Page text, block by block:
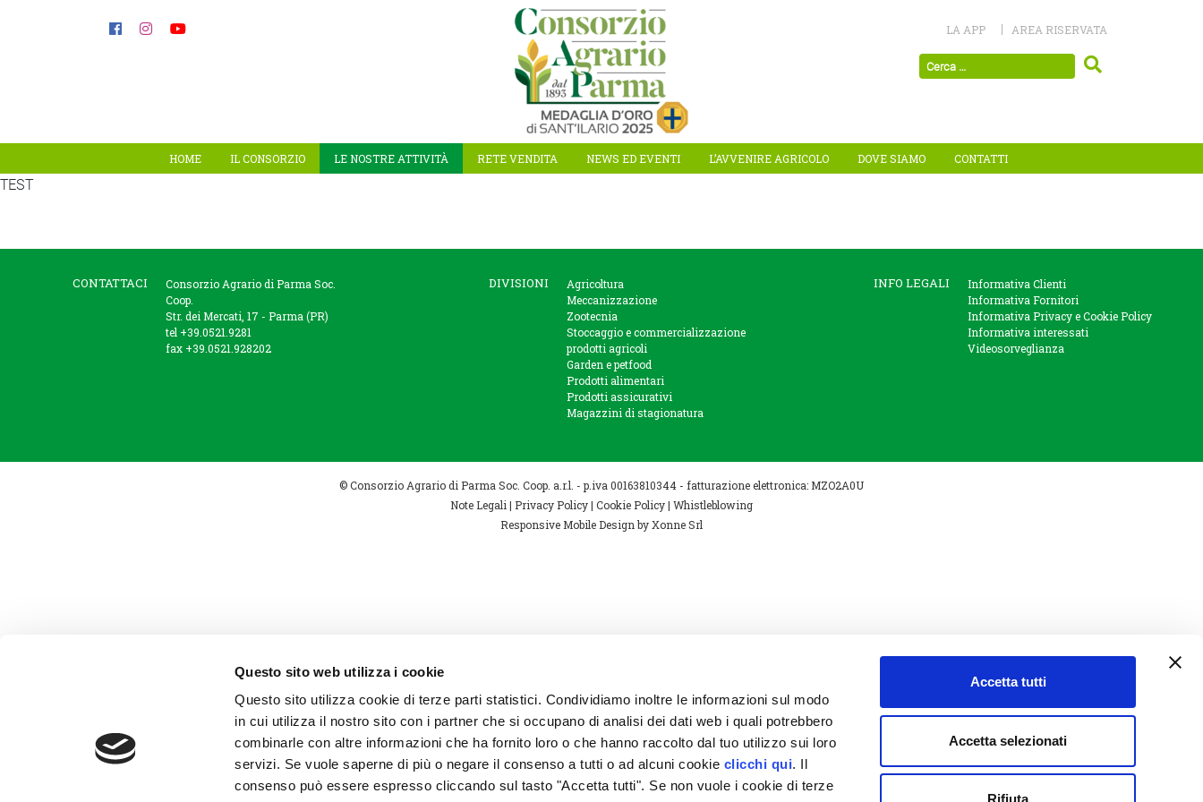
Questo sito web utilizza i cookie
Questo sito utilizza cookie di terze parti statistici. Condividiamo inoltre le informazioni sul modo
in cui utilizza il nostro sito con i partner che si occupano di analisi dei dati web i quali potrebbero
combinarle con altre informazioni che ha fornito loro o che hanno raccolto dal tuo utilizzo sui loro
servizi. Se vuole saperne di più o negare il consenso a tutti o ad alcuni cookie clicchi qui. Il
consenso può essere espresso cliccando sul tasto "Accetta tutti". Se non vuole i cookie di terze
Accetta tutti
Accetta selezionati
Rifiuta
LA APP AREA RISERVATA
HOME IL CONSORZIO LE NOSTRE ATTIVITÀ RETE VENDITA NEWS ED EVENTI L’AVVENIRE AGRICOLO DOVE SIAMO CONTATTI
TEST
CONTATTACI
Consorzio Agrario di Parma Soc.
Coop.
Str. dei Mercati, 17 - Parma (PR)
tel +39.0521.9281
fax +39.0521.928202
DIVISIONI
Agricoltura
Meccanizzazione
Zootecnia
Stoccaggio e commercializzazione
prodotti agricoli
Garden e petfood
Prodotti alimentari
Prodotti assicurativi
Magazzini di stagionatura
INFO LEGALI
Informativa Clienti
Informativa Fornitori
Informativa Privacy e Cookie Policy
Informativa interessati
Videosorveglianza
© Consorzio Agrario di Parma Soc. Coop. a.r.l. - p.iva 00163810344 - fatturazione elettronica: MZO2A0U
Note Legali | Privacy Policy| Cookie Policy| Whistleblowing
Responsive Mobile Design by Xonne Srl